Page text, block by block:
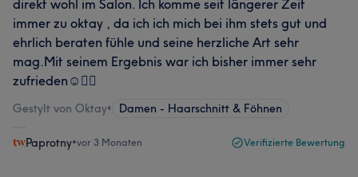
direkt wohl im Salon. Ich komme seit längerer Zeit
immer zu oktay , da ich ich mich bei ihm stets gut und
ehrlich beraten fühle und seine herzliche Art sehr
mag.Mit seinem Ergebnis war ich bisher immer sehr
zufrieden☺️👍🏻
Gestylt von Oktay• Damen - Haarschnitt & Föhnen
Paprotny•vor 3 Monaten Verifizierte Bewertung